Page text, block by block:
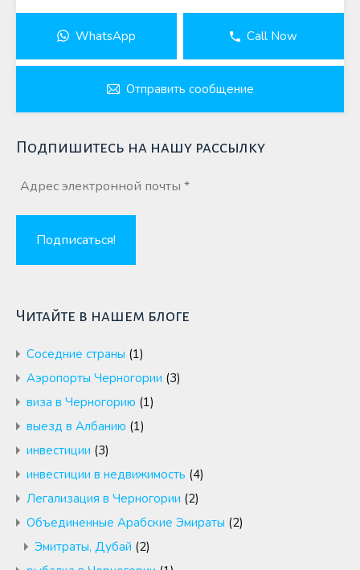
WhatsApp Call Now
Отправить сообщение
Подпишитесь на нашу рассылку
Читайте в нашем блоге
Cоседние страны (1)
Аэропорты Черногории (3)
виза в Черногорию (1)
выезд в Албанию (1)
инвестиции (3)
инвестиции в недвижимость (4)
Легализация в Черногории (2)
Объединенные Арабские Эмираты (2)
Эмитраты, Дубай (2)